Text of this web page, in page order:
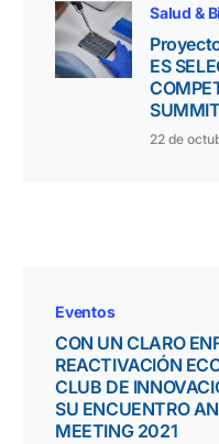
Salud &
ES
22 de
Eventos
CON UN CLARO
REACTIVACIÓN
CLUB DE
SU ENCUENTRO
MEETING 2021